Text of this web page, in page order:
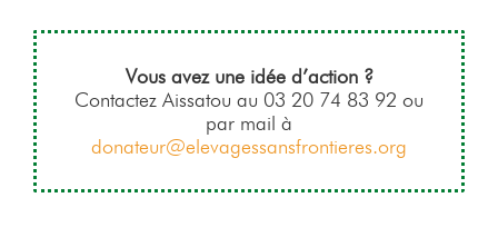
Vous avez une idée d’action ?
Contactez Aissatou au 03 20 74 83 92 ou
par mail à
donateur@elevagessansfrontieres.org